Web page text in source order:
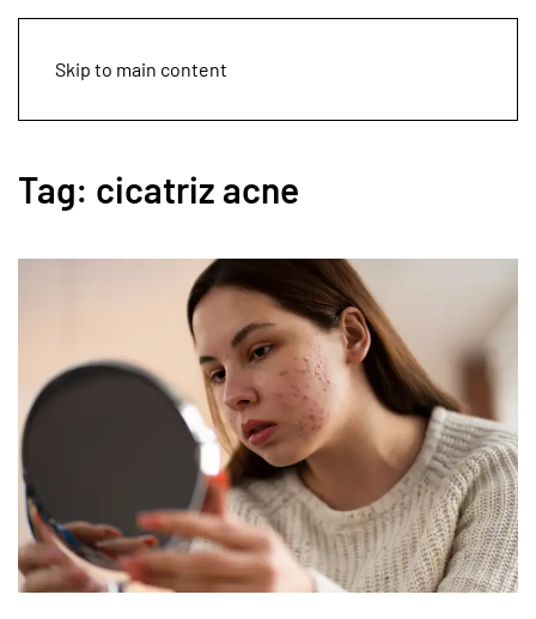
Skip to main content
Tag: cicatriz acne